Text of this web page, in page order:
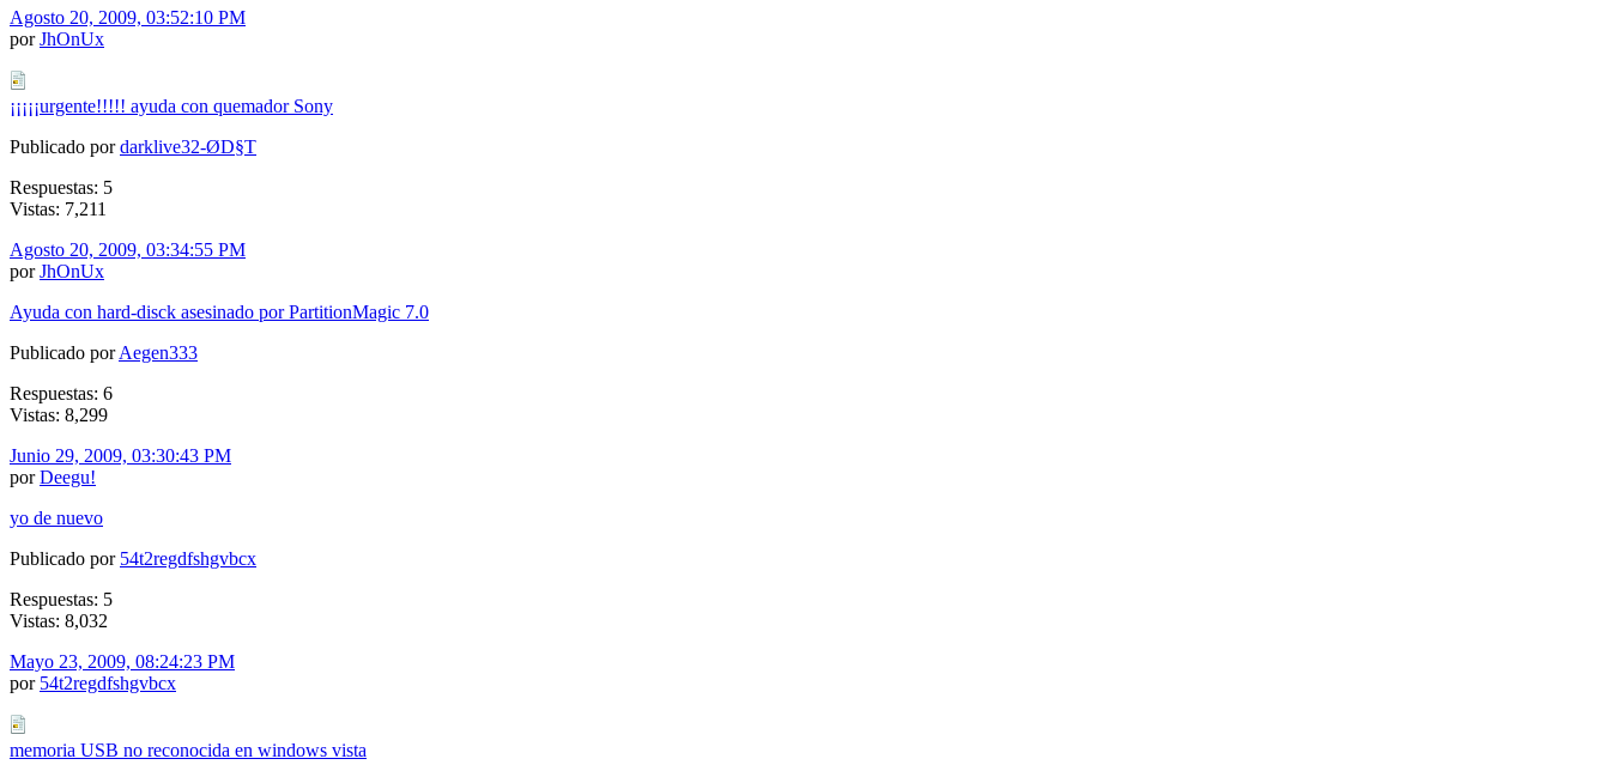
Agosto 20, 2009, 03:52:10 PM
porJhOnUx
¡¡¡¡¡urgente!!!!! ayuda con quemador Sony
Publicado pordarklive32-ØD§T
Respuestas: 5
Vistas: 7,211
Agosto 20, 2009, 03:34:55 PM
porJhOnUx
Ayuda con hard-disck asesinado por PartitionMagic 7.0
Publicado porAegen333
Respuestas: 6
Vistas: 8,299
Junio 29, 2009, 03:30:43 PM
porDeegu!
yo de nuevo
Publicado por 54t2regdfshgvbcx
Respuestas: 5
Vistas: 8,032
Mayo 23, 2009, 08:24:23 PM
por 54t2regdfshgvbcx
memoria USB no reconocida en windows vista